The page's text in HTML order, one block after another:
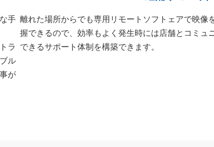
手
ラ
ル
が
離れた場所からでも専用リモートソフトェアで映像
握できるので、効率もよく発生時には店舗とコミ
できるサポート体制を構築できます。